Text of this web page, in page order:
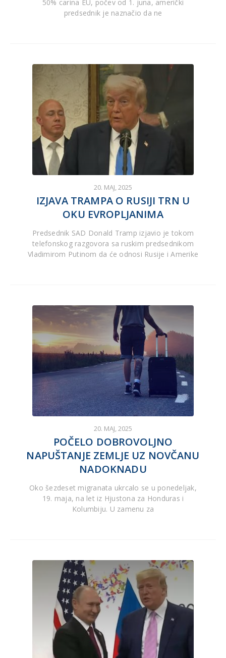
50% carina EU, počev od 1. juna, američki
predsednik je naznačio da ne
20. MAJ, 2025
IZJAVA TRAMPA O RUSIJI TRN U
OKU EVROPLJANIMA
Predsednik SAD Donald Tramp izjavio je tokom
telefonskog razgovora sa ruskim predsednikom
Vladimirom Putinom da će odnosi Rusije i Amerike
20. MAJ, 2025
POČELO DOBROVOLJNO
NAPUŠTANJE ZEMLJE UZ NOVČANU
NADOKNADU
Oko šezdeset migranata ukrcalo se u ponedeljak,
19. maja, na let iz Hjustona za Honduras i
Kolumbiju. U zamenu za